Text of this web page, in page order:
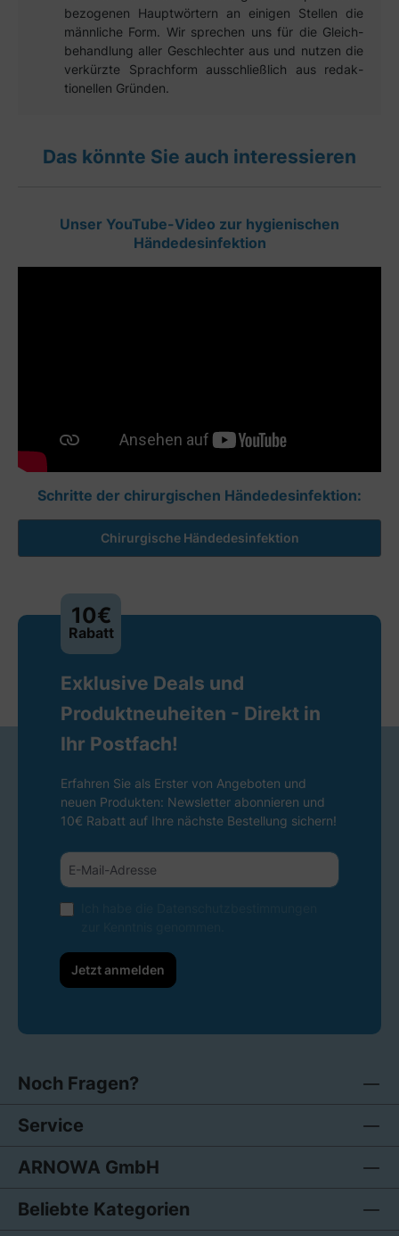
bezogenen Haupt­wörtern an einigen Stellen die
männ­liche Form. Wir sprechen uns für die Gleich­
behandlung aller Geschlechter aus und nutzen die
verkürzte Sprach­form aus­schließ­lich aus redak­
tionellen Gründen.
Das könnte Sie auch interessieren
Unser YouTube-Video zur hygienischen
Händedesinfektion
Schritte der chirurgischen Händedesinfektion:
Chirurgische Händedesinfektion
10€
Rabatt
Exklusive Deals und
Produktneuheiten - Direkt in
Ihr Postfach!
Erfahren Sie als Erster von Angeboten und
neuen Produkten: Newsletter abonnieren und
10€ Rabatt auf Ihre nächste Bestellung sichern!
Jetzt anmelden
Noch Fragen?
Service
ARNOWA GmbH
Beliebte Kategorien